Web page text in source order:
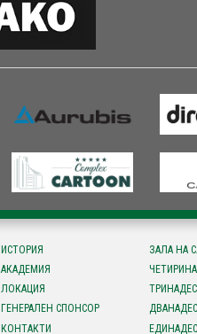
ИСТОРИЯ
АКАДЕМИЯ
ЛОКАЦИЯ
ГЕНЕРАЛЕН СПОНСОР
КОНТАКТИ
ЗАЛА НА